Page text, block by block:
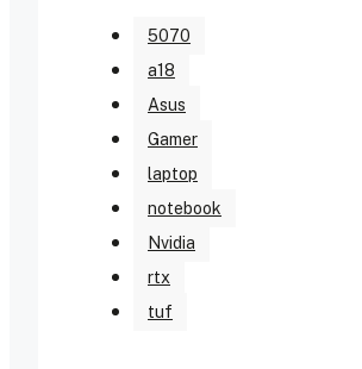
5070
a18
Asus
Gamer
laptop
notebook
Nvidia
rtx
tuf